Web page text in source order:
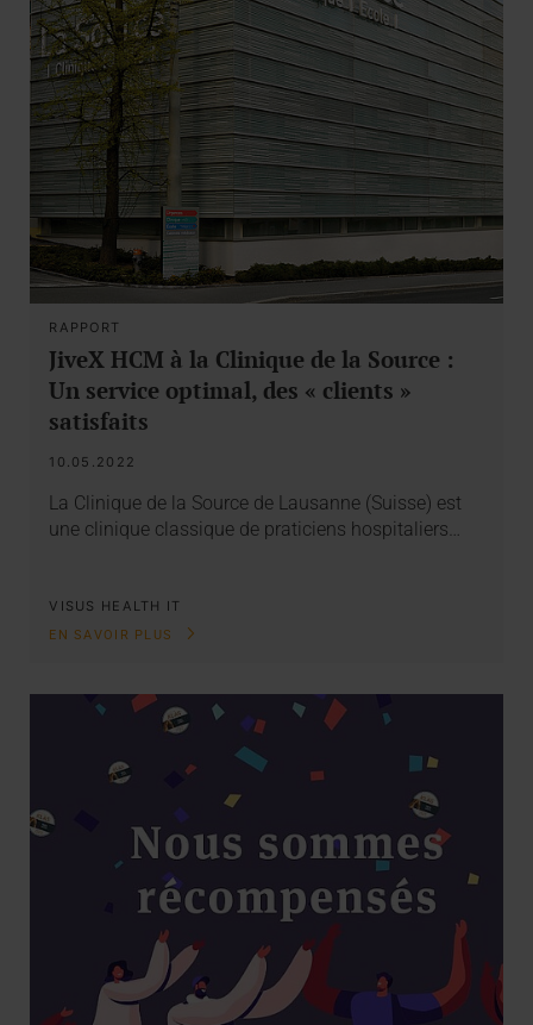
RAPPORT
JiveX HCM à la Clinique de la Source :
Un service optimal, des « clients »
satisfaits
10.05.2022
La Clinique de la Source de Lausanne (Suisse) est
une clinique classique de praticiens hospitaliers…
VISUS HEALTH IT
EN SAVOIR PLUS